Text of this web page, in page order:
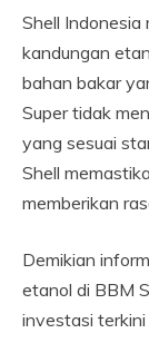
Shell
kandungan
bahan bakar
Super tidak
yang sesuai
Shell
memberikan
Demikian
etanol di BBM
investasi